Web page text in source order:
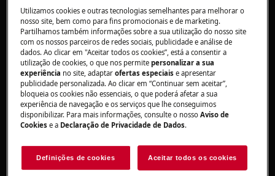
1. Se o dano foi verificado ao desembalar o
aparelho, contacte o seu revendedor
Não tente ligar ou usar o aparelho.
2. Se o dano foi verificado após instalação e
primeira utilização, contacte o seu instalador
para verificar se foi danificado durante a
instalação.
aparelho ou outras causas mecânicas, um
orifício ou fissura, por exemplo, pode ser
Utilizamos cookies e outras tecnologias semelhantes para melhorar o
nosso site, bem como para fins promocionais e de marketing.
Partilhamos também informações sobre a sua utilização do nosso site
com os nossos parceiros de redes sociais, publicidade e análise de
dados. Ao clicar em "Aceitar todos os cookies”, está a consentir a
utilização de cookies, o que nos permitepersonalizar a sua
experiência no site, adaptarofertas especiaise apresentar
publicidade personalizada. Ao clicar em “Continuar sem aceitar”,
bloqueia os cookies não essenciais, o que poderá afetar a sua
experiência de navegação e os serviços que lhe conseguimos
disponibilizar. Para mais informações, consulte o nossoAviso de
Cookies e a Declaração de Privacidade de Dados.
Definições de cookies Aceitar todos os cookies